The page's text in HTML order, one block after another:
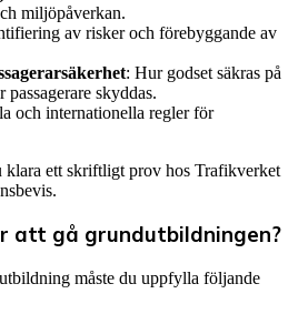
miljöpåverkan.
av risker och förebyggande av
: Hur godset säkras på
passagerare skyddas.
och internationella regler för
klara ett skriftligt prov hos Trafikverket
att gå grundutbildningen?
måste du uppfylla följande